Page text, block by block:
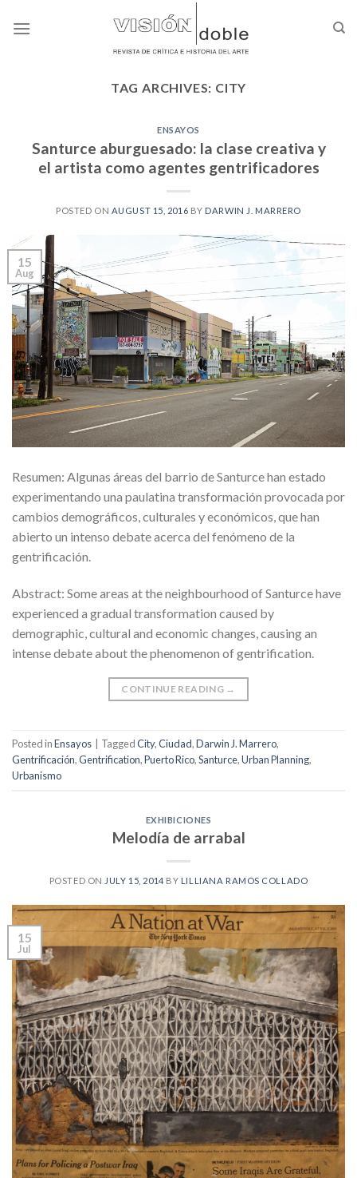
TAG ARCHIVES: CITY
ENSAYOS
Santurce aburguesado: la clase creativa y
el artista como agentes gentrificadores
POSTED ON AUGUST 15, 2016 BY DARWIN J. MARRERO
15
Aug
Resumen: Algunas áreas del barrio de Santurce han estado
experimentando una paulatina transformación provocada por
cambios demográficos, culturales y económicos, que han
abierto un intenso debate acerca del fenómeno de la
gentrificación.
Abstract: Some areas at the neighbourhood of Santurce have
experienced a gradual transformation caused by
demographic, cultural and economic changes, causing an
intense debate about the phenomenon of gentrification.
CONTINUE READING →
Posted inEnsayos TaggedCity,Ciudad,Darwin J. Marrero,
Gentrificación,Gentrification,Puerto Rico,Santurce,Urban Planning,
Urbanismo
EXHIBICIONES
Melodía de arrabal
POSTED ON JULY 15, 2014 BY LILLIANA RAMOS COLLADO
15
Jul